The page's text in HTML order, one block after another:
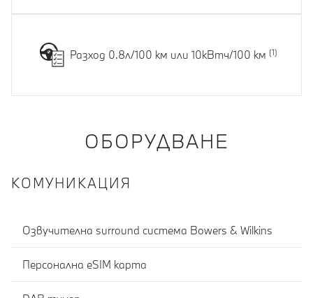
Разход 0.8л/100 км или 10кВтч/100 км
ОБОРУДВАНЕ
КОМУНИКАЦИЯ
Озвучителна surround система Bowers & Wilkins
Персонална eSIM карта